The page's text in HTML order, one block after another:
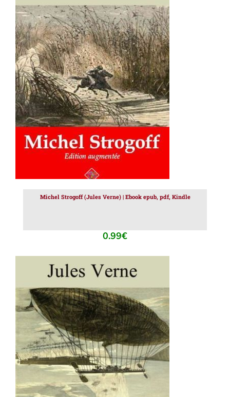
AJOUTER AU PANIER / DÉTAILS
Michel Strogoff (Jules Verne) | Ebook epub, pdf, Kindle
0.99€
AJOUTER AU PANIER / DÉTAILS